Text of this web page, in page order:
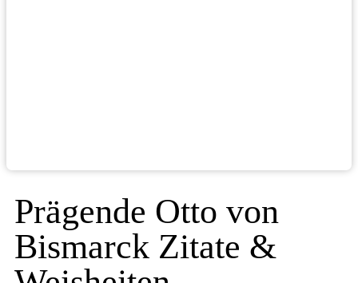
Prägende Otto von
Bismarck Zitate &